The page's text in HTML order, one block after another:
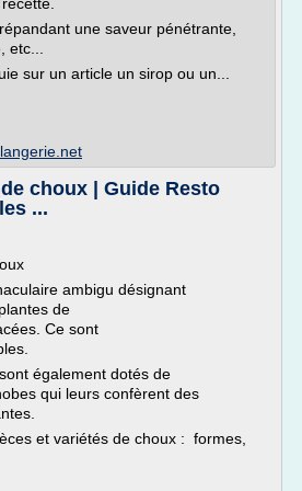
une saveur pénétrante,
sur un article un sirop ou un...
choux | Guide Resto
...
ambigu désignant
de
Ce sont
également dotés de
qui leurs confèrent des
et variétés de choux : formes,